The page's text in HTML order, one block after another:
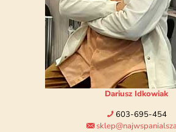
Dariusz Idkowiak
603-695-454